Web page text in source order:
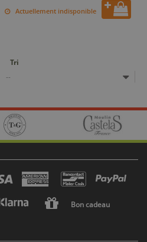
Actuellement indisponible
Tri
--
Bon cadeau